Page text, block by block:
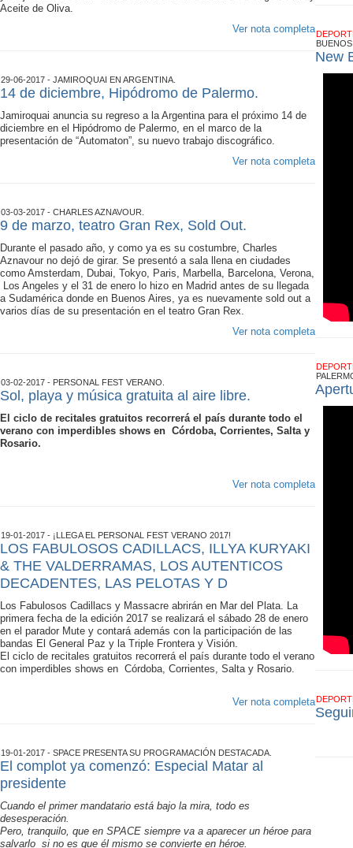
Aceite de Oliva.
Ver nota completa
29-06-2017 - JAMIROQUAI EN ARGENTINA.
14 de diciembre, Hipódromo de Palermo.
Jamiroquai anuncia su regreso a la Argentina para el próximo 14 de
diciembre en el Hipódromo de Palermo, en el marco de la
presentación de “Automaton”, su nuevo trabajo discográfico.
Ver nota completa
03-03-2017 - CHARLES AZNAVOUR.
9 de marzo, teatro Gran Rex, Sold Out.
Durante el pasado año, y como ya es su costumbre, Charles
Aznavour no dejó de girar. Se presentó a sala llena en ciudades
como Amsterdam, Dubai, Tokyo, Paris, Marbella, Barcelona, Verona,
Los Angeles y el 31 de enero lo hizo en Madrid antes de su llegada
a Sudamérica donde en Buenos Aires, ya es nuevamente sold out a
varios días de su presentación en el teatro Gran Rex.
Ver nota completa
03-02-2017 - PERSONAL FEST VERANO.
Sol, playa y música gratuita al aire libre.
El ciclo de recitales gratuitos recorrerá el país durante todo el
verano con imperdibles shows en Córdoba, Corrientes, Salta y
Rosario.
Ver nota completa
19-01-2017 - ¡LLEGA EL PERSONAL FEST VERANO 2017!
LOS FABULOSOS CADILLACS, ILLYA KURYAKI
& THE VALDERRAMAS, LOS AUTENTICOS
DECADENTES, LAS PELOTAS Y D
Los Fabulosos Cadillacs y Massacre abrirán en Mar del Plata. La
primera fecha de la edición 2017 se realizará el sábado 28 de enero
en el parador Mute y contará además con la participación de las
bandas El General Paz y la Triple Frontera y Visión.
El ciclo de recitales gratuitos recorrerá el país durante todo el verano
con imperdibles shows en Córdoba, Corrientes, Salta y Rosario.
Ver nota completa
19-01-2017 - SPACE PRESENTA SU PROGRAMACIÓN DESTACADA.
El complot ya comenzó: Especial Matar al
presidente
Cuando el primer mandatario está bajo la mira, todo es
desesperación.
Pero, tranquilo, que en SPACE siempre va a aparecer un héroe para
salvarlo si no es que él mismo se convierte en héroe.
New